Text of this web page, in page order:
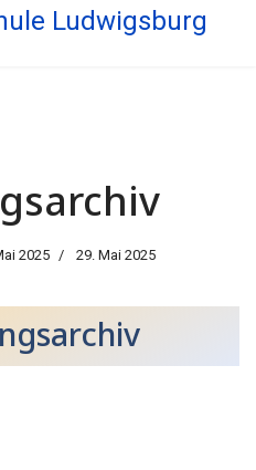
2025
29. Mai 2025